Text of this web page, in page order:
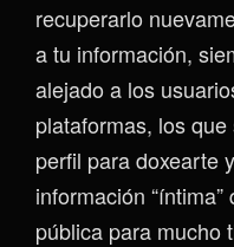
recuperarlo
a tu información,
alejado a los
plataformas, los
perfil para doxearte
información
pública para mucho